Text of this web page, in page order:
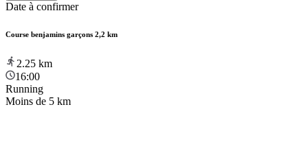
Date à confirmer
Course benjamins garçons 2,2 km
2.25 km
16:00
Running
Moins de 5 km